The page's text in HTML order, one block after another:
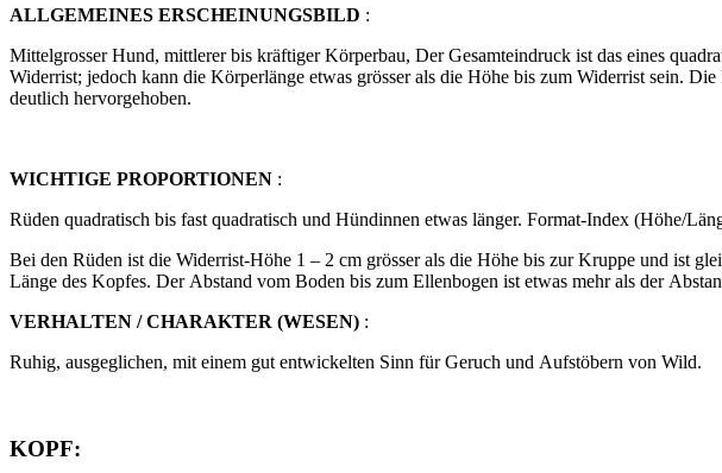
ALLGEMEINES ERSCHEINUNGSBILD :
Mittelgrosser Hund, mittlerer bis kräftiger Körperbau, Der Gesamteindruck ist das eines
Widerrist; jedoch kann die Körperlänge etwas grösser als die Höhe bis zum Widerrist sein.
deutlich hervorgehoben.
WICHTIGE PROPORTIONEN :
Rüden quadratisch bis fast quadratisch und Hündinnen etwas länger. Format-Index (Höhe/
Bei den Rüden ist die Widerrist-Höhe 1 – 2 cm grösser als die Höhe bis zur Kruppe und ist
Länge des Kopfes. Der Abstand vom Boden bis zum Ellenbogen ist etwas mehr als der
VERHALTEN / CHARAKTER (WESEN) :
Ruhig, ausgeglichen, mit einem gut entwickelten Sinn für Geruch und Aufstöbern von Wild.
KOPF: